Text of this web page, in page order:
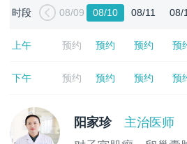
时段 08/09 08/10 08/11 08/
上午 预约 预约 预约 预
下午 预约 预约 预约 预
阳家珍 主治医师